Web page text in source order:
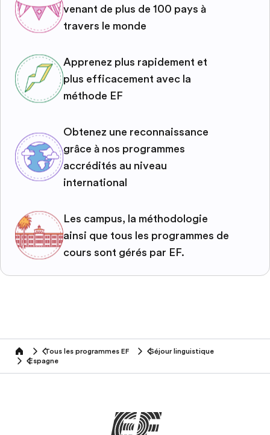
venant de plus de 100 pays à
travers le monde
Apprenez plus rapidement et
plus efficacement avec la
méthode EF
Obtenez une reconnaissance
grâce à nos programmes
accrédités au niveau
international
Les campus, la méthodologie
ainsi que tous les programmes de
cours sont gérés par EF.
home Tous les programmes EF
Séjour linguistique
Espagne